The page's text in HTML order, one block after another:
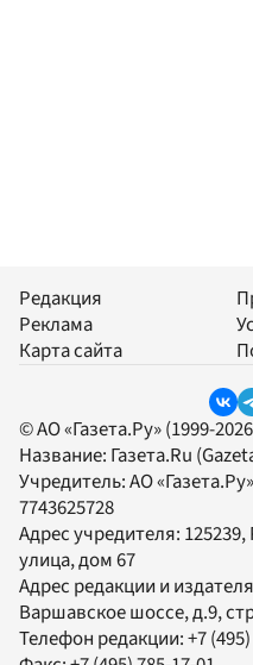
Редакция
Реклама
Карта сайта
© АО «Газета.Ру» (1999-
Название: Газета.Ru
Учредитель:АО «Газета.Ру»
7743625728
Адрес учредителя:
улица, дом 67
Адрес редакции и
Варшавское шоссе, д.9,
Телефон редакции:+7